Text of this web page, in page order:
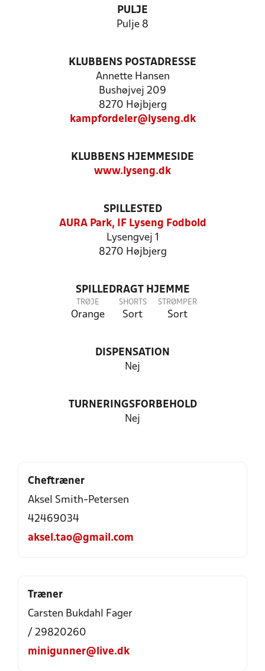
PULJE
Pulje 8
KLUBBENS POSTADRESSE
Annette Hansen
Bushøjvej 209
8270 Højbjerg
kampfordeler@lyseng.dk
KLUBBENS HJEMMESIDE
www.lyseng.dk
SPILLESTED
AURA Park, IF Lyseng Fodbold
Lysengvej 1
8270 Højbjerg
SPILLEDRAGT HJEMME
TRØJE
Orange
SHORTS
Sort
STRØMPER
Sort
DISPENSATION
Nej
TURNERINGSFORBEHOLD
Nej
Cheftræner
Aksel Smith-Petersen
42469034
aksel.tao@gmail.com
Træner
Carsten Bukdahl Fager
/ 29820260
minigunner@live.dk